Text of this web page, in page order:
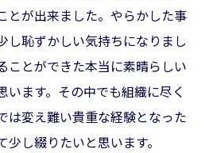
とが出来ました。やらかした事
し恥ずかしい気持ちになりまし
ことができた本当に素晴らしい
ます。その中でも組織に尽く
は変え難い貴重な経験となった
し綴りたいと思います。